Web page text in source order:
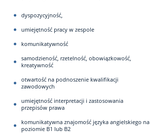
dyspozycyjność,
umiejętność pracy w zespole
komunikatywność
samodzieność, rzetelność, obowiązkowość,
kreatywność
otwartość na podnoszenie kwalifikacji
zawodowych
umiejętność interpretacji i zastosowania
przepisów prawa
komunikatywna znajomość języka angielskiego na
poziomie B1 lub B2